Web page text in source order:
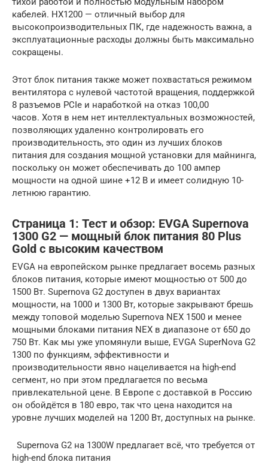
кабелей. HX1200 — отличный выбор для
высокопроизводительных ПК, где надежность важна, а
эксплуатационные расходы должны быть максимально
сокращены.
Этот блок питания также может похвастаться режимом
вентилятора с нулевой частотой вращения, поддержкой
8 разъемов PCIe и наработкой на отказ 100,00
часов. Хотя в нем нет интеллектуальных возможностей,
позволяющих удаленно контролировать его
производительность, это один из лучших блоков
питания для создания мощной установки для майнинга,
поскольку он может обеспечивать до 100 ампер
мощности на одной шине +12 В и имеет солидную 10-
летнюю гарантию.
Страница 1: Тест и обзор: EVGA Supernova
1300 G2 — мощный блок питания 80 Plus
Gold с высоким качеством
EVGA на европейском рынке предлагает восемь разных
блоков питания, которые имеют мощностью от 500 до
1500 Вт. Supernova G2 доступен в двух вариантах
мощности, на 1000 и 1300 Вт, которые закрывают брешь
между топовой моделью Supernova NEX 1500 и менее
мощными блоками питания NEX в диапазоне от 650 до
750 Вт. Как мы уже упомянули выше, EVGA SuperNova G2
1300 по функциям, эффективности и
производительности явно нацеливается на high-end
сегмент, но при этом предлагается по весьма
привлекательной цене. В Европе с доставкой в Россию
он обойдётся в 180 евро, так что цена находится на
уровне лучших моделей на 1200 Вт, доступных на рынке.
Supernova G2 на 1300W предлагает всё, что требуется от
high-end блока питания